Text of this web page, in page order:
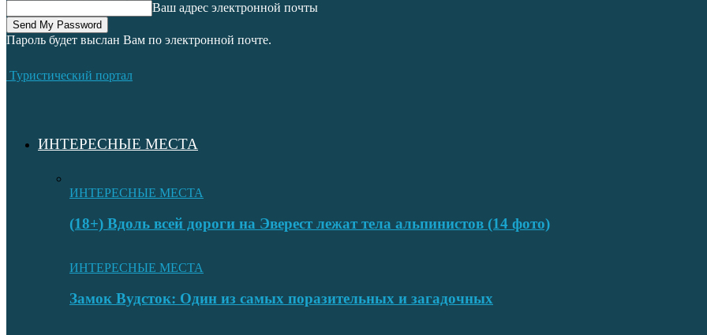
Ваш адрес электронной почты
Пароль будет выслан Вам по электронной почте.
Туристический портал
ИНТЕРЕСНЫЕ МЕСТА
ИНТЕРЕСНЫЕ МЕСТА
(18+) Вдоль всей дороги на Эверест лежат тела альпинистов (14 фото)
ИНТЕРЕСНЫЕ МЕСТА
Замок Вудсток: Один из самых поразительных и загадочных